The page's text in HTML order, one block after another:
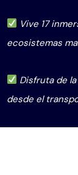
Vive 17
ecosistemas
Disfruta de
desde el